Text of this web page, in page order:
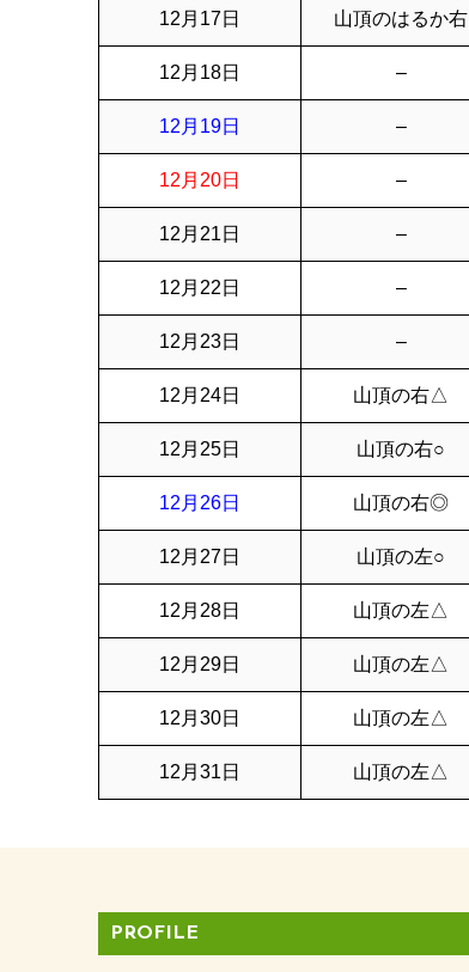
12月17日 山頂のはるか右
12月18日 –
12月19日 –
12月20日 –
12月21日 –
12月22日 –
12月23日 –
12月24日 山頂の右△
12月25日 山頂の右○
12月26日 山頂の右◎
12月27日 山頂の左○
12月28日 山頂の左△
12月29日 山頂の左△
12月30日 山頂の左△
12月31日 山頂の左△
PROFILE